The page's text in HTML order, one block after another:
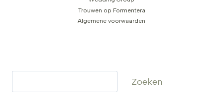
Trouwen op Formentera
Algemene voorwaarden
Zoeken